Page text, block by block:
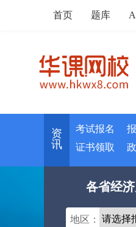
首页 题库
资
讯
考试报名
证书领取
各省经
地区：